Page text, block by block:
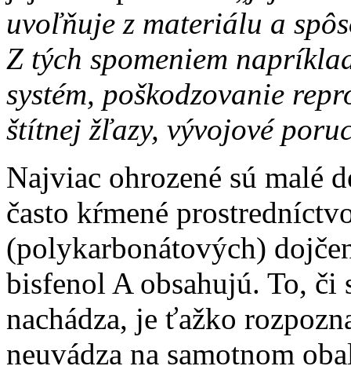
uvoľňuje z materiálu a
Z tých spomeniem
systém, poškodzovanie
štítnej žľazy, vývojové
Najviac ohrozené sú malé
často kŕmené
(polykarbonátových)
bisfenol A obsahujú. To, či
nachádza, je ťažko
neuvádza na samotnom